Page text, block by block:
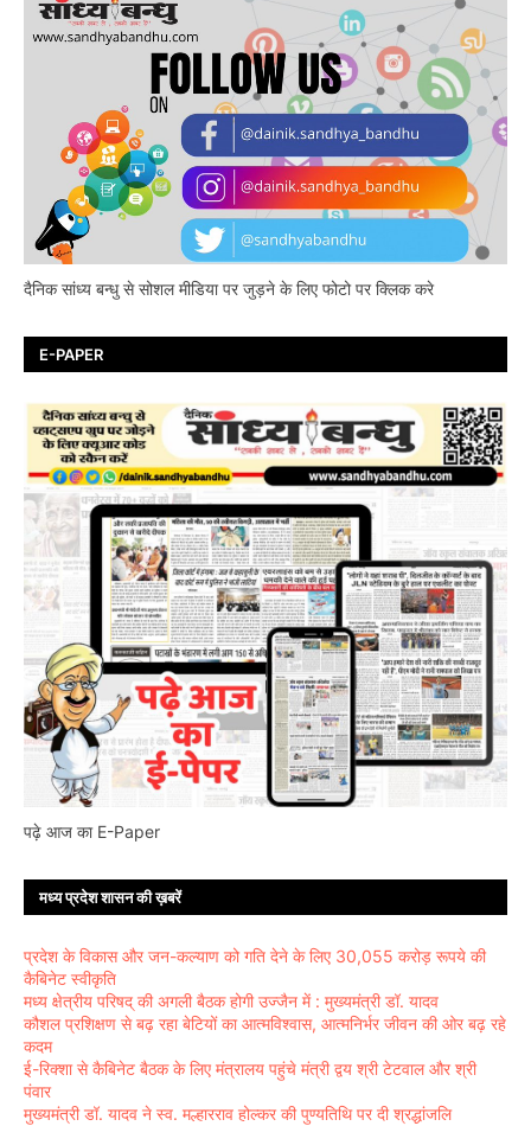
दैनिक सांध्य बन्धु से सोशल मीडिया पर जुड़ने के लिए फोटो पर क्लिक करे
E-PAPER
पढ़े आज का E-Paper
मध्य प्रदेश शासन की ख़बरें
प्रदेश के विकास और जन-कल्याण को गति देने के लिए 30,055 करोड़ रूपये की
कैबिनेट स्वीकृति
मध्य क्षेत्रीय परिषद् की अगली बैठक होगी उज्जैन में : मुख्यमंत्री डॉ. यादव
कौशल प्रशिक्षण से बढ़ रहा बेटियों का आत्मविश्वास, आत्मनिर्भर जीवन की ओर बढ़ रहे
कदम
ई-रिक्शा से कैबिनेट बैठक के लिए मंत्रालय पहुंचे मंत्री द्वय श्री टेटवाल और श्री
पंवार
मुख्यमंत्री डॉ. यादव ने स्व. मल्हारराव होल्कर की पुण्यतिथि पर दी श्रद्धांजलि